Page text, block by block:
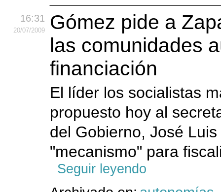
16:31
20/07/2009
Gómez pide a
las comunidades
financiación
El líder los socialistas
propuesto hoy al
del Gobierno, José
"mecanismo" para
Seguir leyendo